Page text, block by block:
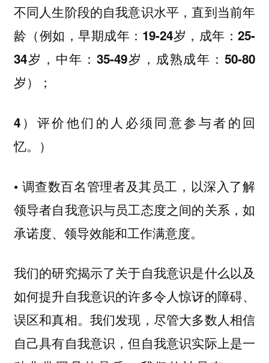
不同人生阶段的自我意识水平，直到当前年
龄（例如，早期成年：19-24岁，成年：25-
34岁，中年：35-49岁，成熟成年：50-80
岁）；
4）评价他们的人必须同意参与者的回
忆。）
• 调查数百名管理者及其员工，以深入了解
领导者自我意识与员工态度之间的关系，如
承诺度、领导效能和工作满意度。
我们的研究揭示了关于自我意识是什么以及
如何提升自我意识的许多令人惊讶的障碍、
误区和真相。我们发现，尽管大多数人相信
自己具有自我意识，但自我意识实际上是一